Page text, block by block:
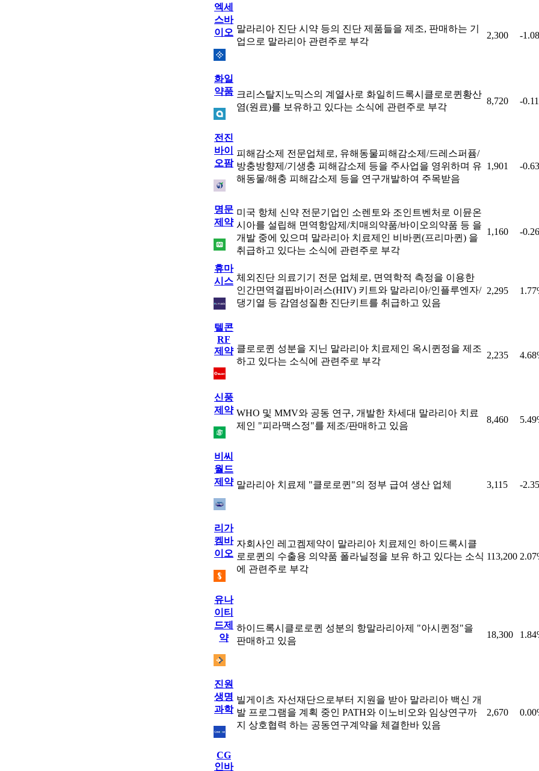
엑세
스바
이오 말라리아 진단 시약 등의 진단 제품들을 제조, 판매하는 기
업으로 말라리아 관련주로 부각
2,300 -
화일
약품 크리스탈지노믹스의 계열사로 화일히드록시클로로퀸황산
염(원료)를 보유하고 있다는 소식에 관련주로 부각
8,720 -
전진
바이
오팜
피해감소제 전문업체로, 유해동물피해감소제/드레스퍼퓸/
방충방향제/기생충 피해감소제 등을 주사업을 영위하며 유
해동물/해충 피해감소제 등을 연구개발하여 주목받음
1,901 -
명문
제약
미국 항체 신약 전문기업인 소렌토와 조인트벤처로 이뮨온
시아를 설립해 면역항암제/치매의약품/바이오의약품 등 을
개발 중에 있으며 말라리아 치료제인 비바퀸(프리마퀸) 을
취급하고 있다는 소식에 관련주로 부각
1,160 -
휴마
시스 체외진단 의료기기 전문 업체로, 면역학적 측정을 이용한
인간면역결핍바이러스(HIV) 키트와 말라리아/인플루엔자/
댕기열 등 감염성질환 진단키트를 취급하고 있음
2,295
텔콘
RF
제약 클로로퀸 성분을 지닌 말라리아 치료제인 옥시퀸정을 제조
하고 있다는 소식에 관련주로 부각
2,235
신풍
제약 WHO 및 MMV와 공동 연구, 개발한 차세대 말라리아 치료
제인 "피라맥스정"를 제조/판매하고 있음
8,460
비씨
월드
제약 말라리아 치료제 "클로로퀸"의 정부 급여 생산 업체 3,115 -
리가
켐바
이오
자회사인 레고켐제약이 말라리아 치료제인 하이드록시클
로로퀸의 수출용 의약품 폴라닐정을 보유 하고 있다는 소식
에 관련주로 부각
113,200
유나
이티
드제
약
하이드록시클로로퀸 성분의 항말라리아제 "아시퀸정"을
판매하고 있음
18,300
진원
생명
과학
빌게이츠 자선재단으로부터 지원을 받아 말라리아 백신 개
발 프로그램을 계획 중인 PATH와 이노비오와 임상연구까
지 상호협력 하는 공동연구계약을 체결한바 있음
2,670
CG
인바